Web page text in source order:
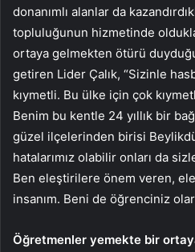
donanımlı alanlar da
topluluğunun hizmetinde
ortaya gelmekten ötürü
getiren Lider Çalık, “Sizinle
kıymetli. Bu ülke için çok
Benim bu kentle 24 yıllık bir
güzel ilçelerinden birisi
hatalarımız olabilir onları da
Ben eleştirilere önem veren,
insanım. Beni de öğrenciniz
Öğretmenler yemekte bir